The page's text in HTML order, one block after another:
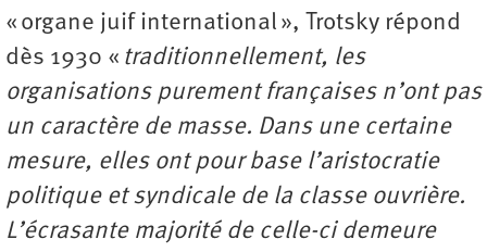
« organe juif international », Trotsky répond
dès 1930 « traditionnellement, les
organisations purement françaises n’ont pas
un caractère de masse. Dans une certaine
mesure, elles ont pour base l’aristocratie
politique et syndicale de la classe ouvrière.
L’écrasante majorité de celle-ci demeure